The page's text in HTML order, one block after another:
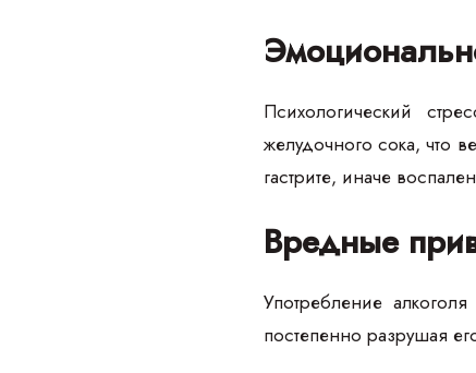
Психологический
желудочного сока, что
гастрите, иначе
Вредные
Употребление
постепенно разрушая